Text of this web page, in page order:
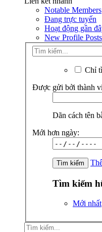
Notable Members
Đang trực tuyến
Hoạt động gần
New Profile Posts
Chỉ
Được gửi bởi thành
Dãn cách tên
Mới hơn ngày:
Tìm kiếm
Mới nhất